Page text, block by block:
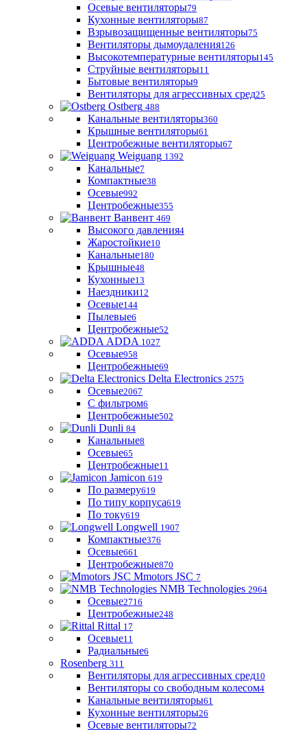
Осевые вентиляторы79
Кухонные вентиляторы87
Взрывозащищенные вентиляторы75
Вентиляторы дымоудаления126
Высокотемпературные вентиляторы145
Струйные вентиляторы11
Бытовые вентиляторы9
Вентиляторы для агрессивных сред25
Ostberg 488
Канальные вентиляторы360
Крышные вентиляторы61
Центробежные вентиляторы67
Weiguang 1392
Канальные7
Компактные38
Осевые992
Центробежные355
Ванвент 469
Высокого давления4
Жаростойкие10
Канальные180
Крышные48
Кухонные13
Наездники12
Осевые144
Пылевые6
Центробежные52
ADDA 1027
Осевые958
Центробежные69
Delta Electronics 2575
Осевые2067
С фильтром6
Центробежные502
Dunli 84
Канальные8
Осевые65
Центробежные11
Jamicon 619
По размеру619
По типу корпуса619
По току619
Longwell 1907
Компактные376
Осевые661
Центробежные870
Mmotors JSC 7
NMB Technologies 2964
Осевые2716
Центробежные248
Rittal 17
Осевые11
Радиальные6
Rosenberg 311
Вентиляторы для агрессивных сред10
Вентиляторы со свободным колесом4
Канальные вентиляторы61
Кухонные вентиляторы26
Осевые вентиляторы72